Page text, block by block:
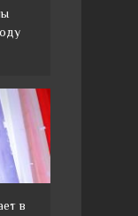
в